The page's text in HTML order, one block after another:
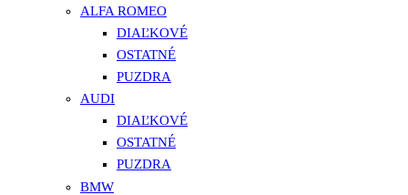
ALFA ROMEO
DIAĽKOVÉ
OSTATNÉ
PUZDRA
AUDI
DIAĽKOVÉ
OSTATNÉ
PUZDRA
BMW